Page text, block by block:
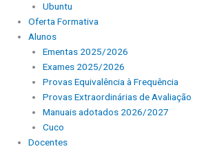
Ubuntu
Oferta Formativa
Alunos
Ementas 2025/2026
Exames 2025/2026
Provas Equivalência à Frequência
Provas Extraordinárias de Avaliação
Manuais adotados 2026/2027
Cuco
Docentes